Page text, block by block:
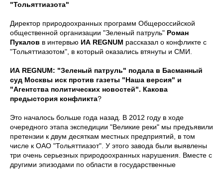
"Тольяттиазота"
Директор природоохранных программ Общероссийской
общественной организации "Зеленый патруль" Роман
Пукалов в интервью ИА REGNUM рассказал о конфликте с
"Тольяттиазотом", в который оказались втянуты и СМИ.
ИА REGNUM: "Зеленый патруль" подала в Басманный
суд Москвы иск против газеты "Наша версия" и
"Агентства политических новостей". Какова
предыстория конфликта?
Это началось больше года назад. В 2012 году в ходе
очередного этапа экспедиции "Великие реки" мы предъявили
претензии к двум десяткам местных предприятий, в том
числе к ОАО "Тольяттиазот". У этого завода были выявлены
три очень серьезных природоохранных нарушения. Вместе с
другими эпизодами по области в государственные